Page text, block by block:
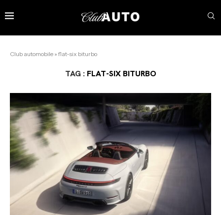
Club automobile » flat-six biturbo
TAG : FLAT-SIX BITURBO